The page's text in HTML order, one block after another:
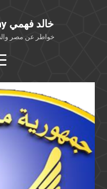
Khaled Fahmy خالد فهمي
خواطر عن مصر
facebook